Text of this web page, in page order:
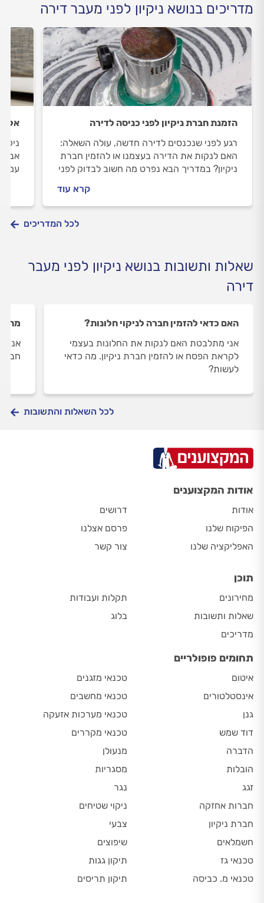
מדריכים בנושא ניקיון לפני מעבר דירה
הזמנת חברת ניקיון לפני כניסה לדירה
רגע לפני שנכנסים לדירה חדשה, עולה השאלה:
האם לנקות את הדירה בעצמנו או להזמין חברת
ניקיון? במדריך הבא נפרט מה חשוב לבדוק לפני
קרא עוד
אל
אבל
לכל המדריכים
שאלות ותשובות בנושא ניקיון לפני מעבר
דירה
האם כדאי להזמין חברה לניקוי חלונות?
אני מתלבטת האם לנקות את החלונות בעצמי
לקראת הפסח או להזמין חברת ניקיון. מה כדאי
לעשות?
מה
אני
חברת
לכל השאלות והתשובות
אודות המקצוענים
אודות
הפיקוח שלנו
האפליקציה שלנו
דרושים
פרסם אצלנו
צור קשר
תוכן
מחירונים
שאלות ותשובות
מדריכים
תקלות ועבודות
בלוג
תחומים פופולריים
איטום
אינסטלטורים
גנן
דוד שמש
הדברה
הובלות
זגג
חברות אחזקה
חברת ניקיון
חשמלאים
טכנאי גז
טכנאי מ. כביסה
טכנאי מזגנים
טכנאי מחשבים
טכנאי מערכות אזעקה
טכנאי מקררים
מנעולן
מסגריות
נגר
ניקוי שטיחים
צבעי
שיפוצים
תיקון גגות
תיקון תריסים